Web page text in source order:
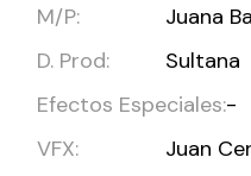
M/P:
Juana
D. Prod:
Sultana
Efectos Especiales:-
VFX:
Juan